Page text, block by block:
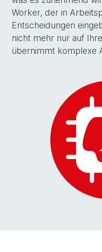
Worker, der in
Entscheidungen
nicht mehr nur auf
übernimmt komplexe